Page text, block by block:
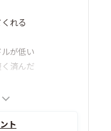
れる
が低い
済んだ
ト